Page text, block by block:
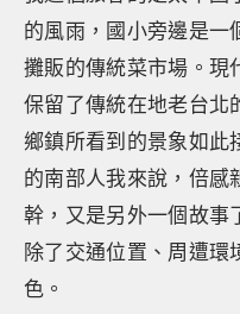
的風雨，國小旁邊是一
攤販的傳統菜市場。現
保留了傳統在地老台北
鄉鎮所看到的景象如此
的南部人我來說，倍感
幹，又是另外一個故事
除了交通位置、周遭環
色。